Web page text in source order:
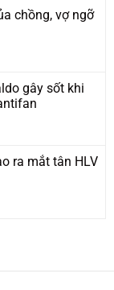
chồng, vợ ngỡ
gây sốt khi
ra mắt tân HLV